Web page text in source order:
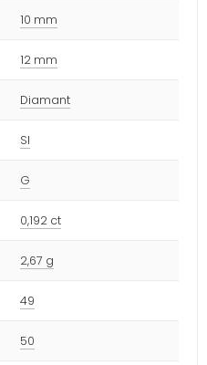
10 mm
12 mm
Diamant
SI
G
0,192 ct
2,67 g
49
50